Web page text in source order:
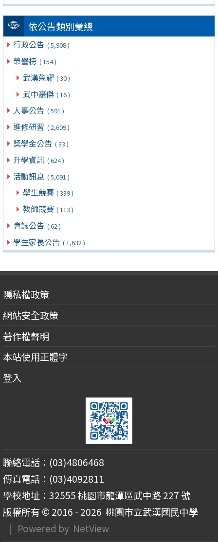
依公告類別彙總
行政公告 ( 5,908 )
榮譽榜 ( 154 )
武漢榮耀 ( 30 )
武中豪傑 ( 16 )
人事公告 ( 591 )
進修研習 ( 2,609 )
獎學金公告 ( 33 )
升學資訊 ( 624 )
活動訊息 ( 5,091 )
學生競賽 ( 339 )
教師競賽 ( 113 )
會議公告 ( 62 )
學生家長公告 ( 1,632 )
隱私權政策
網站安全政策
著作權聲明
本站使用正體字
登入
聯絡電話：(03)4806468
傳真電話：(03)4092811
學校地址：32555 桃園市龍潭區武中路 227 號
版權所有 © 2016 - 2026 桃園市立武漢國民中學
| Powered by NetView